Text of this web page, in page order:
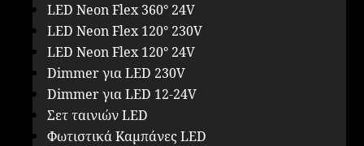
LED Neon Flex 360° 24V
LED Neon Flex 120° 230V
LED Neon Flex 120° 24V
Dimmer για LED 230V
Dimmer για LED 12-24V
Σετ ταινιών LED
Φωτιστικά Καμπάνες LED